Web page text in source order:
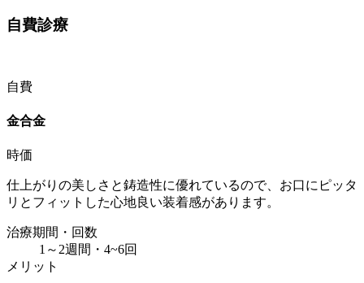
自費診療
自費
金合金
時価
仕上がりの美しさと鋳造性に優れているので、お口にピッタ
リとフィットした心地良い装着感があります。
治療期間・回数
1～2週間・4~6回
メリット